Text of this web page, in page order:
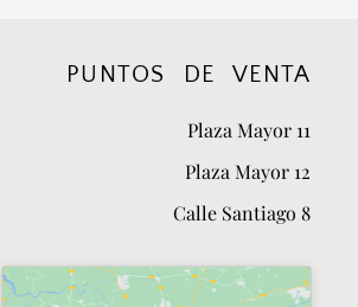
PUNTOS DE VENTA
Plaza Mayor 11
Plaza Mayor 12
Calle Santiago 8